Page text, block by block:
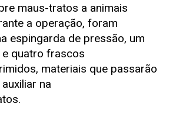
maus-tratos a animais
a operação, foram
espingarda de pressão, um
e quatro frascos
materiais que passarão
na